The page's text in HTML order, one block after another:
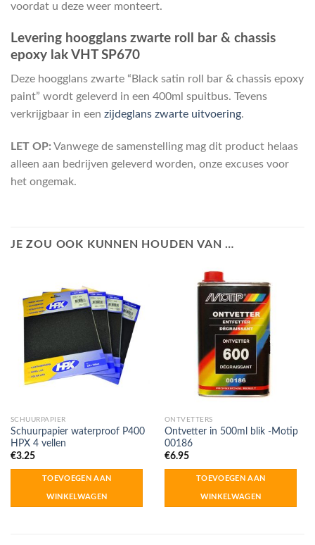
voordat u deze weer monteert.
Levering hoogglans zwarte roll bar & chassis
epoxy lak VHT SP670
Deze hoogglans zwarte “Black satin roll bar & chassis epoxy
paint” wordt geleverd in een 400ml spuitbus. Tevens
verkrijgbaar in een zijdeglans zwarte uitvoering.
LET OP: Vanwege de samenstelling mag dit product helaas
alleen aan bedrijven geleverd worden, onze excuses voor
het ongemak.
JE ZOU OOK KUNNEN HOUDEN VAN …
SCHUURPAPIER
Schuurpapier waterproof P400
HPX 4 vellen
€3.25
TOEVOEGEN AAN
WINKELWAGEN
ONTVETTERS
Ontvetter in 500ml blik -Motip
00186
€6.95
TOEVOEGEN AAN
WINKELWAGEN